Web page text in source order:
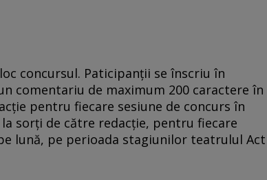
concursul. Paticipanţii se înscriu în
comentariu de maximum 200 caractere în
pentru fiecare sesiune de concurs în
sorţi de către redacţie, pentru fiecare
lună, pe perioada stagiunilor teatrulul Act